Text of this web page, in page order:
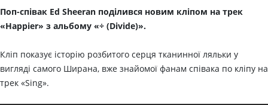
Поп-співак Ed Sheeran поділився новим кліпом на трек
«Happier» з альбому «÷ (Divide)».
Кліп показує історію розбитого серця тканинної ляльки у
вигляді самого Ширана, вже знайомої фанам співака по кліпу на
трек «Sing».